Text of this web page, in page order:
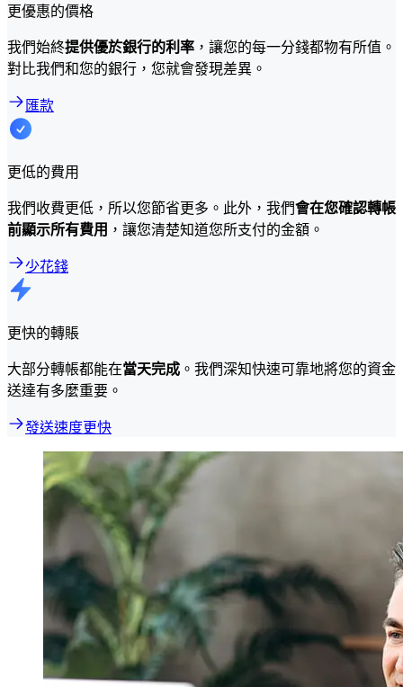
更優惠的價格
我們始終提供優於銀行的利率 ，讓您的每一分錢都物有所值。
對比我們和您的銀行，您就會發現差異。
匯款
更低的費用
我們收費更低，所以您節省更多。此外，我們會在您確認轉帳
前顯示所有費用 ，讓您清楚知道您所支付的金額。
少花錢
更快的轉賬
大部分轉帳都能在當天完成 。我們深知快速可靠地將您的資金
送達有多麼重要。
發送速度更快